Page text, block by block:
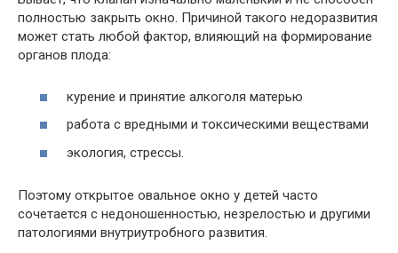
полностью закрыть окно. Причиной такого недоразвития
может стать любой фактор, влияющий на формирование
органов плода:
курение и принятие алкоголя матерью
работа с вредными и токсическими веществами
экология, стрессы.
Поэтому открытое овальное окно у детей часто
сочетается с недоношенностью, незрелостью и другими
патологиями внутриутробного развития.